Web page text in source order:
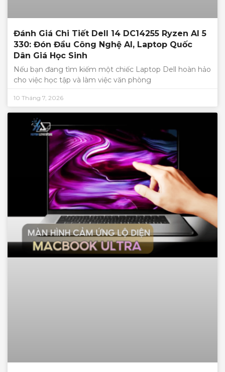
Đánh Giá Chi Tiết Dell 14 DC14255 Ryzen AI 5
330: Đón Đầu Công Nghệ AI, Laptop Quốc
Dân Giá Học Sinh
Nếu bạn đang tìm kiếm một chiếc Laptop Dell hoàn hảo
cho việc học tập và làm việc văn phòng
10 Tháng 7, 2026